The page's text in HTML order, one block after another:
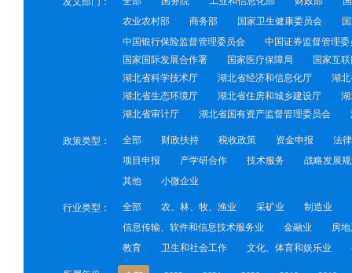
农业农村部
商务部 国家卫生健康委员会
中国银行保险监督管理委员会
中国证券监督管理委
国家国际发展合作署
国家医疗保障局
国家互
湖北省科学技术厅
湖北省经济和信息化厅
湖
湖北省生态环境厅
湖北省住房和城乡建设厅
湖北省审计厅
湖北省国有资产监督管理委员会
政策类型： 全部 财政扶持 税收政策 资金申报
法
项目申报
产学研合作 技术服务
战略发展
其他
小微企业
行业类型： 全部 农、林、牧、渔业 采矿业
制造业
信息传输、软件和信息技术服务业
金融业
房
教育
卫生和社会工作 文化、体育和娱乐业